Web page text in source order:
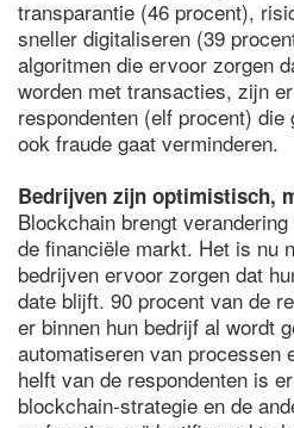
transparantie (46 procent),
sneller digitaliseren (39
algoritmen die ervoor zorgen
worden met transacties, zijn
respondenten (elf procent)
ook fraude gaat verminderen.
Bedrijven zijn optimistisch,
Blockchain brengt
de financiële markt. Het is nu
bedrijven ervoor zorgen dat
date blijft. 90 procent van de
er binnen hun bedrijf al wordt
automatiseren van processen
helft van de respondenten is
blockchain-strategie en de